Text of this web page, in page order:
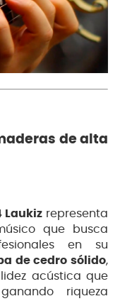
de alta
Laukiz representa
que busca
en su
de cedro sólido,
acústica que
riqueza